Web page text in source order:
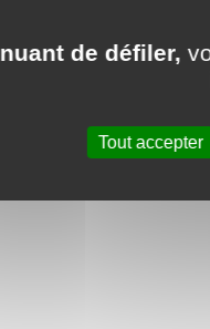
l'enfants et du type de sol)
de défiler,
Tout accepter